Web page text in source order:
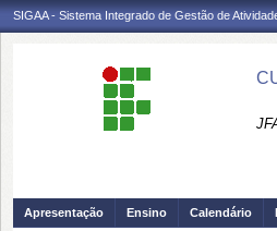
SIGAA - Sistema Integrado de Gestão de
Apresentação Ensino Calendário